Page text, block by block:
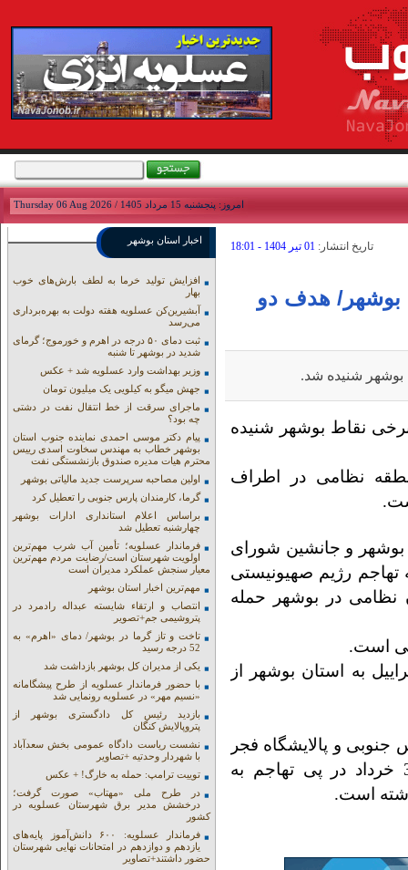
امروز: پنجشنبه 15 مرداد 1405 / Thursday 06 Aug 2026
تاريخ انتشار: 01 تير 1404 - 18:01
بوشهر/ هدف دو
بوشهر شنیده شد.
نقاط بوشهر شنیده
نظامی در اطراف
بوشهر و جانشین شورای
تهاجم رژیم صهیونیستی
بعد از ظهر امروز به 2 مکان نظامی در بوشهر حمله
است.
به استان بوشهر از
جنوبی و پالایشگاه فجر
جم که آتش ناشی از آن کنترل شد، دیگری 30 خرداد در پی تهاجم به
است.
اخبار استان بوشهر
افزایش تولید خرما به لطف بارش‌های خوب
بهار
آبشیرین‌کن عسلویه هفته دولت به بهره‌برداری
می‌رسد
ثبت دمای ۵۰ درجه در اهرم و خورموج؛ گرمای
شدید در بوشهر تا شنبه
وزیر بهداشت وارد عسلویه شد + عکس
جهش میگو به کیلویی یک میلیون تومان
ماجرای سرقت از خط انتقال نفت در دشتی
چه بود؟
پیام دکتر موسی احمدی نماینده جنوب استان
بوشهر خطاب به مهندس سخاوت اسدی رییس
محترم هیات مدیره صندوق بازنشستگی نفت
اولین مصاحبه سرپرست جدید مالیاتی بوشهر
گرما، کارمندان پارس جنوبی را تعطیل کرد
براساس اعلام استانداری ادارات بوشهر
چهارشنبه تعطیل شد
فرماندار عسلویه؛ تأمین آب شرب مهم‌ترین
اولویت شهرستان است/رضایت مردم مهم‌ترین
معیار سنجش عملکرد مدیران است
مهم‌ترین اخبار استان بوشهر
انتصاب و ارتقاء شایسته عبداله رادمرد در
پتروشیمی جم+تصویر
تاخت و تاز گرما در بوشهر/ دمای «اهرم» به
52 درجه رسید
یکی از مدیران کل بوشهر بازداشت شد
با حضور فرماندار عسلویه از طرح پیشگامانه
«نسیم مهر» در عسلویه رونمایی شد
بازدید رئیس کل دادگستری بوشهر از
پتروپالایش کنگان
نشست ریاست دادگاه عمومی بخش سعدآباد
با شهردار وحدتیه +تصاویر
توییت ترامپ: حمله به خارگ! + عکس
در طرح ملی «مهتاب» صورت گرفت؛
درخشش مدیر برق شهرستان عسلویه در
کشور
فرماندار عسلویه: ۶۰۰ دانش‌آموز پایه‌های
یازدهم و دوازدهم در امتحانات نهایی شهرستان
حضور داشتند+تصاویر